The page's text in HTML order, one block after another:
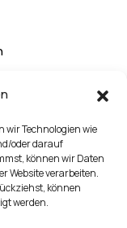
wir Technologien wie
oder darauf
können wir Daten
Website verarbeiten.
können
werden.